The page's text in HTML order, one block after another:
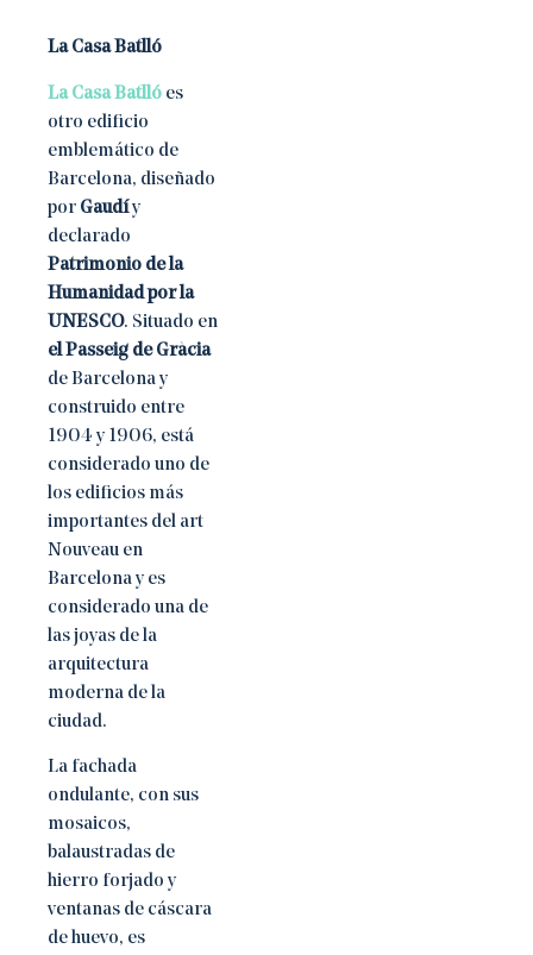
La Casa Batlló
La Casa Batlló es
otro edificio
emblemático de
Barcelona, diseñado
por Gaudíy
declarado
Patrimonio de la
Humanidad por la
UNESCO. Situado en
el Passeig de Gràcia
de Barcelona y
construido entre
1904 y 1906, está
considerado uno de
los edificios más
importantes del art
Nouveau en
Barcelona y es
considerado una de
las joyas de la
arquitectura
moderna de la
ciudad.
La fachada
ondulante, con sus
mosaicos,
balaustradas de
hierro forjado y
ventanas de cáscara
de huevo, es